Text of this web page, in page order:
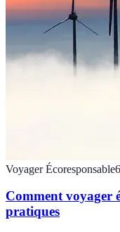
Voyager Écoresponsable6
Comment voyager
pratiques